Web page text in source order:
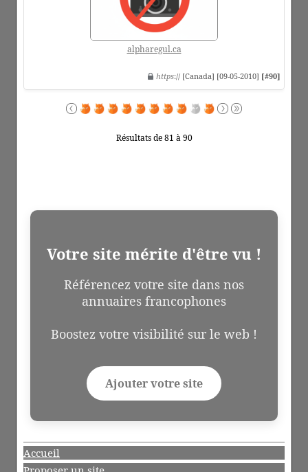
alpharegul.ca
https:// [Canada] [09-05-2010] [#90]
Résultats de 81 à 90
Votre site mérite d'être vu !
Référencez votre site dans nos
annuaires francophones
Boostez votre visibilité sur le web !
Ajouter votre site
Accueil